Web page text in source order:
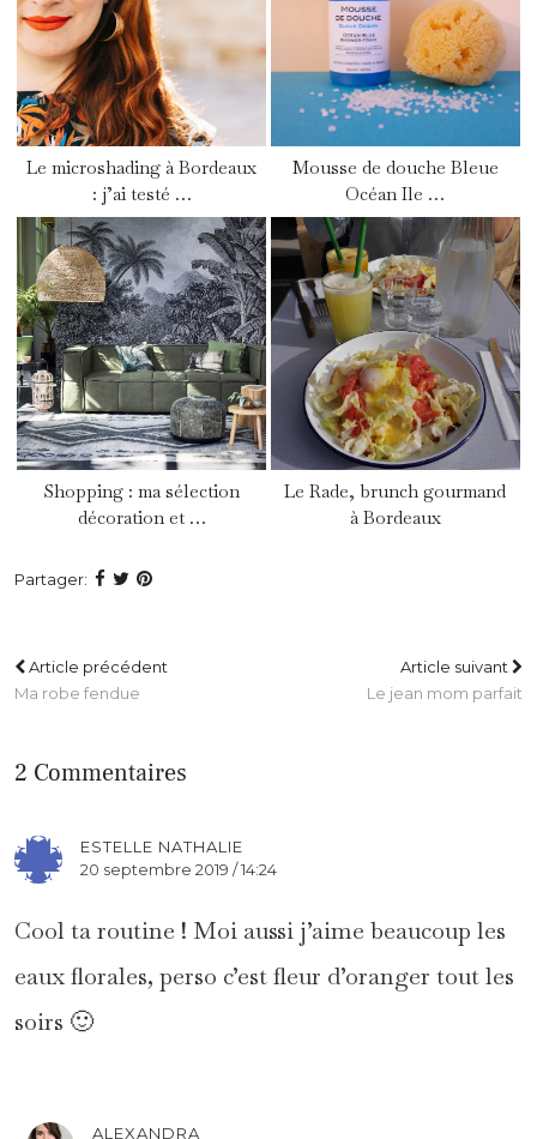
Le microshading à Bordeaux
: j’ai testé …
Mousse de douche Bleue
Océan Ile …
Shopping : ma sélection
décoration et …
Le Rade, brunch gourmand
à Bordeaux
Partager:
Article précédent
Ma robe fendue
Article suivant
Le jean mom parfait
2 Commentaires
ESTELLE NATHALIE
20 septembre 2019 / 14:24
Cool ta routine ! Moi aussi j’aime beaucoup les
eaux florales, perso c’est fleur d’oranger tout les
soirs 🙂
ALEXANDRA